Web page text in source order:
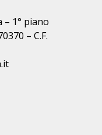
– 1° piano
– C.F.